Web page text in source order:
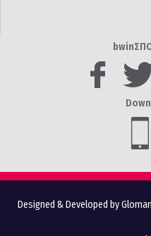
Designed & Developed by